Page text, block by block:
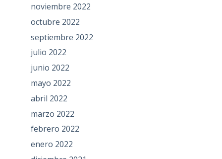
noviembre 2022
octubre 2022
septiembre 2022
julio 2022
junio 2022
mayo 2022
abril 2022
marzo 2022
febrero 2022
enero 2022